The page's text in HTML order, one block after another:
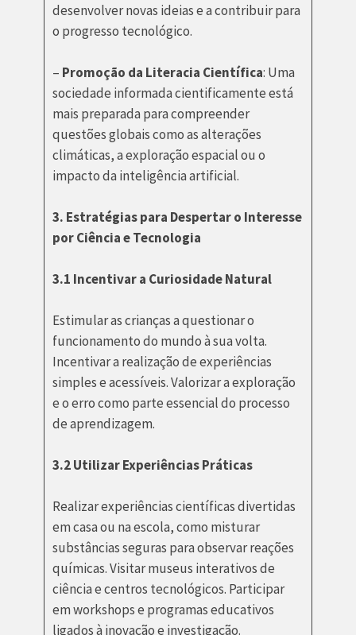
desenvolver novas ideias e a contribuir para
o progresso tecnológico.
– Promoção da Literacia Científica: Uma
sociedade informada cientificamente está
mais preparada para compreender
questões globais como as alterações
climáticas, a exploração espacial ou o
impacto da inteligência artificial.
3. Estratégias para Despertar o Interesse
por Ciência e Tecnologia
3.1 Incentivar a Curiosidade Natural
Estimular as crianças a questionar o
funcionamento do mundo à sua volta.
Incentivar a realização de experiências
simples e acessíveis. Valorizar a exploração
e o erro como parte essencial do processo
de aprendizagem.
3.2 Utilizar Experiências Práticas
Realizar experiências científicas divertidas
em casa ou na escola, como misturar
substâncias seguras para observar reações
químicas. Visitar museus interativos de
ciência e centros tecnológicos. Participar
em workshops e programas educativos
ligados à inovação e investigação.